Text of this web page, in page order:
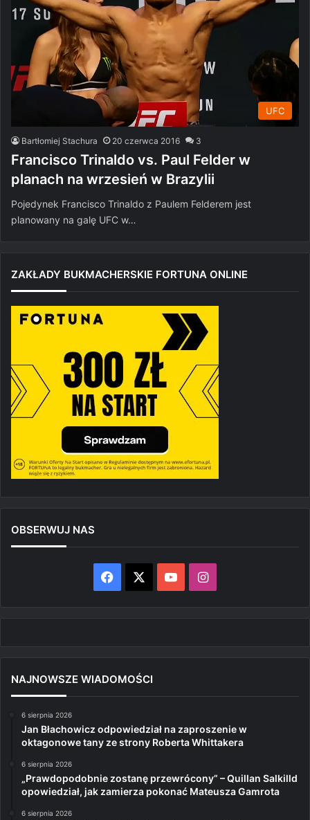
UFC
Bartłomiej Stachura 20 czerwca 2016 3
Francisco Trinaldo vs. Paul Felder w
planach na wrzesień w Brazylii
Pojedynek Francisco Trinaldo z Paulem Felderem jest
planowany na galę UFC w…
ZAKŁADY BUKMACHERSKIE FORTUNA ONLINE
OBSERWUJ NAS
Facebook YouTubeInstagram
NAJNOWSZE WIADOMOŚCI
6 sierpnia 2026
Jan Błachowicz odpowiedział na zaproszenie w
oktagonowe tany ze strony Roberta Whittakera
6 sierpnia 2026
„Prawdopodobnie zostanę przewrócony” – Quillan Salkilld
opowiedział, jak zamierza pokonać Mateusza Gamrota
6 sierpnia 2026